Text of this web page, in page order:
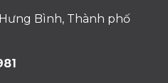
Bình, Thành phố